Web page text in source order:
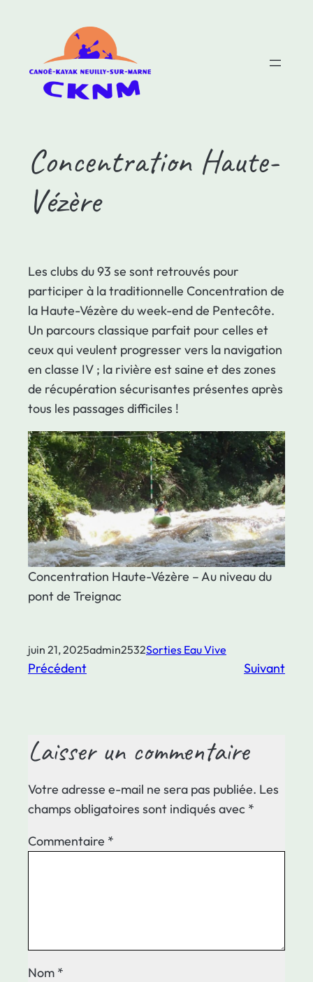
Concentration Haute-
Vézère
Les clubs du 93 se sont retrouvés pour
participer à la traditionnelle Concentration de
la Haute-Vézère du week-end de Pentecôte.
Un parcours classique parfait pour celles et
ceux qui veulent progresser vers la navigation
en classe IV ; la rivière est saine et des zones
de récupération sécurisantes présentes après
tous les passages difficiles !
Concentration Haute-Vézère – Au niveau du
pont de Treignac
juin 21, 2025admin2532Sorties Eau Vive
Précédent Suivant
Laisser un commentaire
Votre adresse e-mail ne sera pas publiée. Les
champs obligatoires sont indiqués avec *
Commentaire *
Nom *